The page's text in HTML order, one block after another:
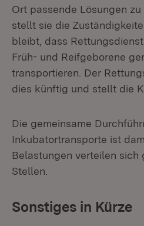
Ort passende Lösungen
stellt sie die
bleibt, dass
Früh- und Reifgeborene
transportieren. Der
dies künftig und stellt die
Die gemeinsame
Inkubatortransporte ist
Belastungen verteilen
Stellen.
Sonstiges in Kürze